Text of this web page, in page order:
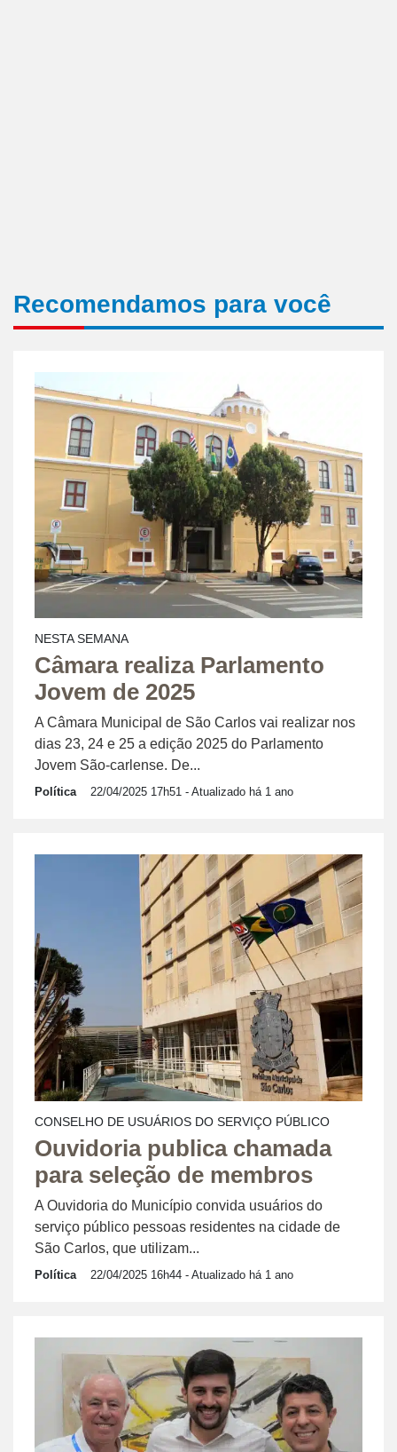
Recomendamos para você
NESTA SEMANA
Câmara realiza Parlamento
Jovem de 2025
A Câmara Municipal de São Carlos vai realizar nos
dias 23, 24 e 25 a edição 2025 do Parlamento
Jovem São-carlense. De...
Política 22/04/2025 17h51 - Atualizado há 1 ano
CONSELHO DE USUÁRIOS DO SERVIÇO PÚBLICO
Ouvidoria publica chamada
para seleção de membros
A Ouvidoria do Município convida usuários do
serviço público pessoas residentes na cidade de
São Carlos, que utilizam...
Política 22/04/2025 16h44 - Atualizado há 1 ano